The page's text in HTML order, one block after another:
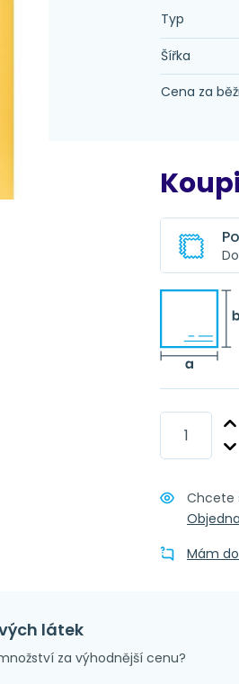
Typ
Šířka
Cena za
Chcete
Mám
látek
za výhodnější cenu?